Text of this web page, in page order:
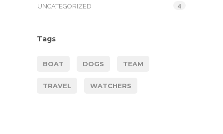
UNCATEGORIZED 4
Tags
BOAT DOGS TEAM
TRAVEL WATCHERS